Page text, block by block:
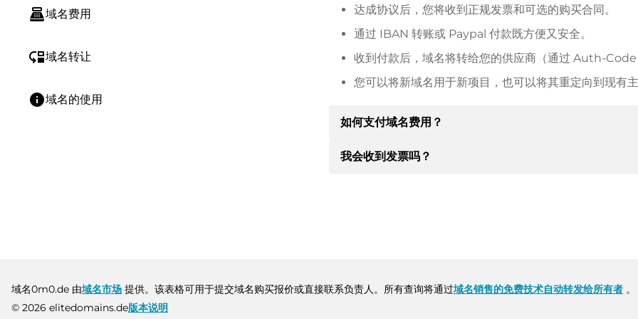
point_of_sale域名费用
move_down域名转让
info域名的使用
达成协议后，您将收到正规发票和可选的购买合同。
通过 IBAN 转账或 Paypal 付款既方便又安全。
收到付款后，域名将转给您的供应商（通过 Auth-Code
您可以将新域名用于新项目，也可以将其重定向到现有主
如何支付域名费用？
达成协议后，房东将通知您付款细节。房主随后会向您提
我会收到发票吗？
域名0m0.de 由域名市场 提供。该表格可用于提交域名购买报价或直接联系负责人。所有查询将通过域名销售的免费技术自动转发给所有者 。
© 2026 elitedomains.de版本说明